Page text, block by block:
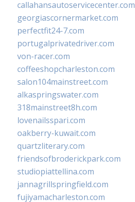
callahansautoservicecenter.com
georgiascornermarket.com
perfectfit24-7.com
portugalprivatedriver.com
von-racer.com
coffeeshopcharleston.com
salon104mainstreet.com
alkaspringswater.com
318mainstreet8h.com
lovenailsspari.com
oakberry-kuwait.com
quartzliterary.com
friendsofbroderickpark.com
studiopiattellina.com
jannagrillspringfield.com
fujiyamacharleston.com